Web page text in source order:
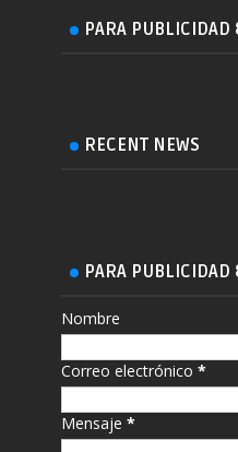
PARA
RECENT NEWS
PARA
Nombre
Correo electrónico*
Mensaje*